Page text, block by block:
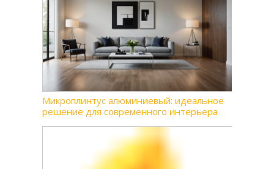
Микроплинтус алюминиевый: идеальное
решение для современного интерьера